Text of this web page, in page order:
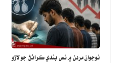
نوجوان مردن ۾ نس بندي ڪرائڻ جو لاڙو